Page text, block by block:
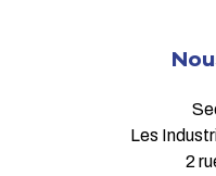
Les
2